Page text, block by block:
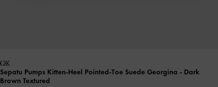
Sepatu Pumps Kitten-Heel Pointed-Toe Suede Georgina - Dark
Brown Textured